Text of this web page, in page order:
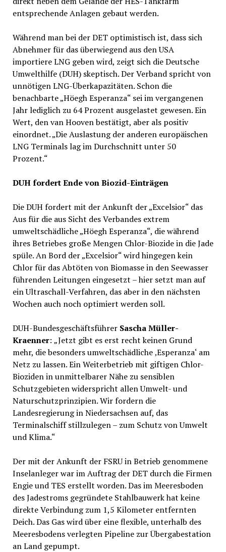
entsprechende Anlagen gebaut werden.
Während man bei der DET optimistisch ist, dass sich
Abnehmer für das überwiegend aus den USA
importiere LNG geben wird, zeigt sich die Deutsche
Umwelthilfe (DUH) skeptisch. Der Verband spricht von
unnötigen LNG-Überkapazitäten. Schon die
benachbarte „Höegh Esperanza“ sei im vergangenen
Jahr lediglich zu 64 Prozent ausgelastet gewesen. Ein
Wert, den van Hooven bestätigt, aber als positiv
einordnet. „Die Auslastung der anderen europäischen
LNG Terminals lag im Durchschnitt unter 50
Prozent.“
DUH fordert Ende von Biozid-Einträgen
Die DUH fordert mit der Ankunft der „Excelsior“ das
Aus für die aus Sicht des Verbandes extrem
umweltschädliche „Höegh Esperanza“, die während
ihres Betriebes große Mengen Chlor-Biozide in die Jade
spüle. An Bord der „Excelsior“ wird hingegen kein
Chlor für das Abtöten von Biomasse in den Seewasser
führenden Leitungen eingesetzt – hier setzt man auf
ein Ultraschall-Verfahren, das aber in den nächsten
Wochen auch noch optimiert werden soll.
DUH-Bundesgeschäftsführer Sascha Müller-
Kraenner: „Jetzt gibt es erst recht keinen Grund
mehr, die besonders umweltschädliche ‚Esperanza‘ am
Netz zu lassen. Ein Weiterbetrieb mit giftigen Chlor-
Bioziden in unmittelbarer Nähe zu sensiblen
Schutzgebieten widerspricht allen Umwelt- und
Naturschutzprinzipien. Wir fordern die
Landesregierung in Niedersachsen auf, das
Terminalschiff stillzulegen – zum Schutz von Umwelt
und Klima.“
Der mit der Ankunft der FSRU in Betrieb genommene
Inselanleger war im Auftrag der DET durch die Firmen
Engie und TES erstellt worden. Das im Meeresboden
des Jadestroms gegründete Stahlbauwerk hat keine
direkte Verbindung zum 1,5 Kilometer entfernten
Deich. Das Gas wird über eine flexible, unterhalb des
Meeresbodens verlegten Pipeline zur Übergabestation
an Land gepumpt.